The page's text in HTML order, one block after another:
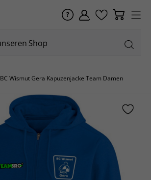
BC Wismut Gera Kapuzenjacke Team Damen